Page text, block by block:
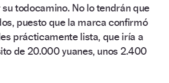
todocamino. No lo tendrán que
puesto que la marca confirmó
prácticamente lista, que iría a
de 20.000 yuanes, unos 2.400